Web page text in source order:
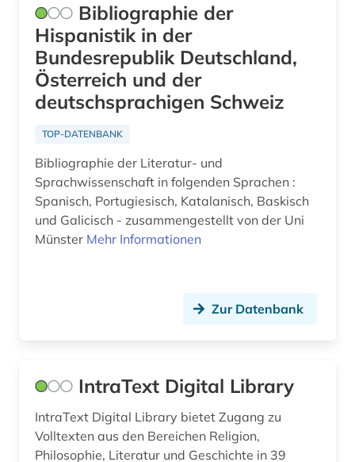
sprachwissenschaft (25)
stilistik (1)
tageszeitung (1)
theaterwissenschaft (2)
tonträger (1)
translationswissenschaft (1)
wörterbuch (12)
zarzuela (1)
Bibliographie der
Hispanistik in der
Bundesrepublik Deutschland,
Österreich und der
deutschsprachigen Schweiz
TOP-DATENBANK
Bibliographie der Literatur- und
Sprachwissenschaft in folgenden Sprachen :
Spanisch, Portugiesisch, Katalanisch, Baskisch
und Galicisch - zusammengestellt von der Uni
Münster Mehr Informationen
Zur Datenbank
IntraText Digital Library
IntraText Digital Library bietet Zugang zu
Volltexten aus den Bereichen Religion,
Philosophie, Literatur und Geschichte in 39